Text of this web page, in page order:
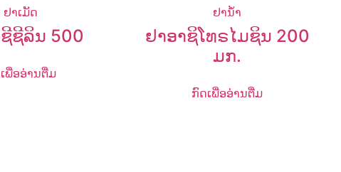
ຢາເມັດ
ຊີລິນ 500
ພື່ອອ່ານຕື່ມ
ຢານ້ຳ
ຢາອາຊິໂທຣໄມຊິນ 200
ມກ.
ກົດເພື່ອອ່ານຕື່ມ